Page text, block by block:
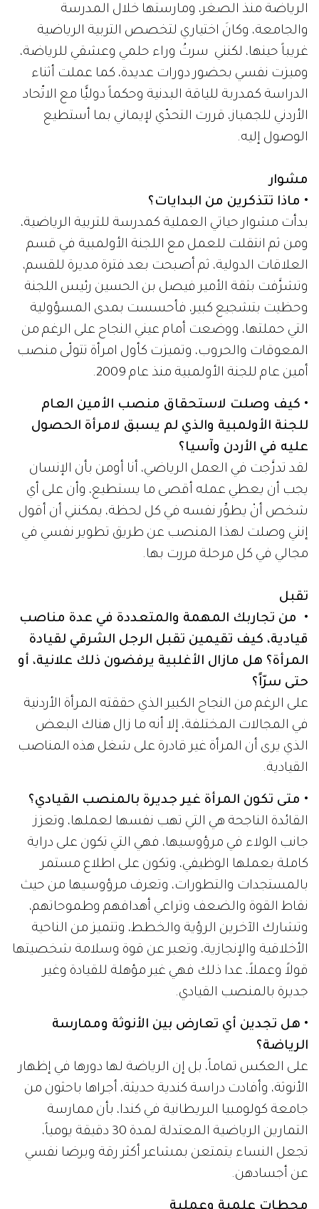
الرياضة منذ الصغر، ومارستها خلال المدرسة
والجامعة، وكانَ اختياري لتخصص التربية الرياضية
غريباً حينها، لكنني سرتُ وراء حلمي وعشقي للرياضة،
وميزت نفسي بحضور دورات عديدة، كما عملت أثناء
الدراسة كمدربة للياقة البدنية وحكماً دوليًّا مع الاتّحاد
الأردني للجمباز، قررت التحدّي لإيماني بما أستطيع
الوصول إليه.
مشوار
• ماذا تتذكرين من البدايات؟
بدأت مشوار حياتي العملية كمدرسة للتربية الرياضية،
ومن ثم انتقلت للعمل مع اللجنة الأولمبية في قسم
العلاقات الدولية، ثم أصبحت بعد فترة مديرة للقسم،
وتشرَّفت بثقة الأمير فيصل بن الحسين رئيس اللجنة
وحظيت بتشجيع كبير، فأحسست بمدى المسؤولية
التي حملتها، ووضعت أمام عيني النجاح على الرغم من
المعوقات والحروب، وتميزت كأول امرأة تتولّى منصب
أمين عام للجنة الأولمبية منذ عام 2009.
• كيف وصلت لاستحقاق منصب الأمين العام
للجنة الأولمبية والذي لم يسبق لامرأة الحصول
عليه في الأردن وآسيا؟
لقد تدرَّجت في العمل الرياضي، أنا أومن بأن الإنسان
يجب أن يعطي عمله أقصى ما يستطيع، وأن على أي
شخص أنْ يطوِّر نفسه في كل لحظة، يمكنني أن أقول
إنني وصلت لهذا المنصب عن طريق تطوير نفسي في
مجالي في كل مرحلة مررت بها.
تقبل
• من تجاربك المهمة والمتعددة في عدة مناصب
قيادية، كيف تقيمين تقبل الرجل الشرقي لقيادة
المرأة؟ هل مازال الأغلبية يرفضون ذلك علانية، أو
حتى سرّاً؟
على الرغم من النجاح الكبير الذي حققته المرأة الأردنية
في المجالات المختلفة، إلا أنه ما زال هناك البعض
الذي يرى أن المرأة غير قادرة على شغل هذه المناصب
القيادية.
• متى تكون المرأة غير جديرة بالمنصب القيادي؟
القائدة الناجحة هي التي تهب نفسها لعملها، وتعزز
جانب الولاء في مرؤوسيها، فهي التي تكون على دراية
كاملة بعملها الوظيفي، وتكون على اطلاع مستمر
بالمستجدات والتطورات، وتعرف مرؤوسيها من حيث
نقاط القوة والضعف وتراعي أهدافهم وطموحاتهم،
وتشارك الآخرين الرؤية والخطط، وتتميز من الناحية
الأخلاقية والإنجازية، وتعبر عن قوة وسلامة شخصيتها
قولاً وعملاً، عدا ذلك فهي غير مؤهلة للقيادة وغير
جديرة بالمنصب القيادي.
• هل تجدين أي تعارض بين الأنوثة وممارسة
الرياضة؟
على العكس تماماً، بل إن الرياضة لها دورها في إظهار
الأنوثة، وأفادت دراسة كندية حديثة، أجراها باحثون من
جامعة كولومبيا البريطانية في كندا، بأن ممارسة
التمارين الرياضية المعتدلة لمدة 30 دقيقة يومياً،
تجعل النساء يتمتعن بمشاعر أكثر رقة وبرضا نفسي
عن أجسادهن.